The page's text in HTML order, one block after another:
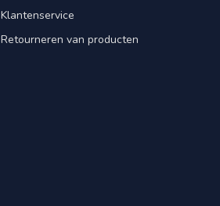
Klantenservice
Retourneren van producten